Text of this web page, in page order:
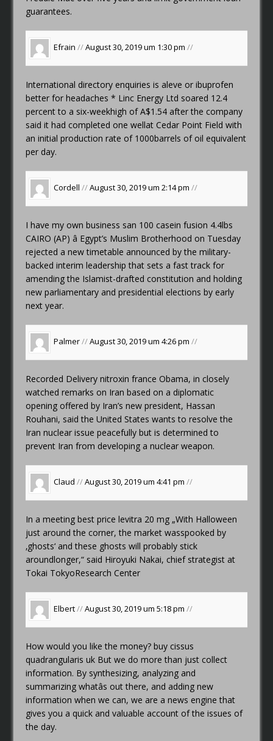
guarantees.
Efrain //August 30, 2019 um 1:30 pm//
International directory enquiriesis aleve or ibuprofen
better for headaches * Linc Energy Ltd soared 12.4
percent to a six-weekhigh of A$1.54 after the company
said it had completed one wellat Cedar Point Field with
an initial production rate of 1000barrels of oil equivalent
per day.
Cordell //August 30, 2019 um 2:14 pm//
I have my own business san 100 casein fusion 4.4lbs
CAIRO (AP) â Egypt’s Muslim Brotherhood on Tuesday
rejected a new timetable announced by the military-
backed interim leadership that sets a fast track for
amending the Islamist-drafted constitution and holding
new parliamentary and presidential elections by early
next year.
Palmer//August 30, 2019 um 4:26 pm//
Recorded Deliverynitroxin france Obama, in closely
watched remarks on Iran based on a diplomatic
opening offered by Iran’s new president, Hassan
Rouhani, said the United States wants to resolve the
Iran nuclear issue peacefully but is determined to
prevent Iran from developing a nuclear weapon.
Claud //August 30, 2019 um 4:41 pm//
In a meetingbest price levitra 20 mg „With Halloween
just around the corner, the market wasspooked by
‚ghosts‘ and these ghosts will probably stick
aroundlonger,“ said Hiroyuki Nakai, chief strategist at
Tokai TokyoResearch Center
Elbert//August 30, 2019 um 5:18 pm//
How would you like the money?buy cissus
quadrangularis uk But we do more than just collect
information. By synthesizing, analyzing and
summarizing whatâs out there, and adding new
information when we can, we are a news engine that
gives you a quick and valuable account of the issues of
the day.